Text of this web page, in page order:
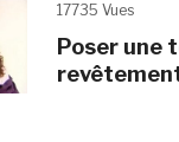
17735 Vues
Poser une